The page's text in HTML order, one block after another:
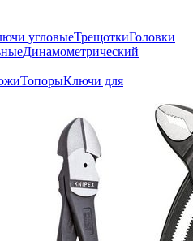
угловыеТрещоткиГоловки
Динамометрический
ТопорыКлючи для